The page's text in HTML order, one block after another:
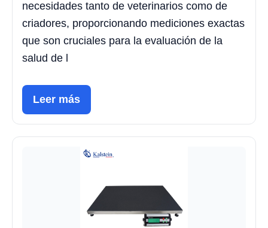
necesidades tanto de veterinarios como de
criadores, proporcionando mediciones exactas
que son cruciales para la evaluación de la
salud de l
Leer más